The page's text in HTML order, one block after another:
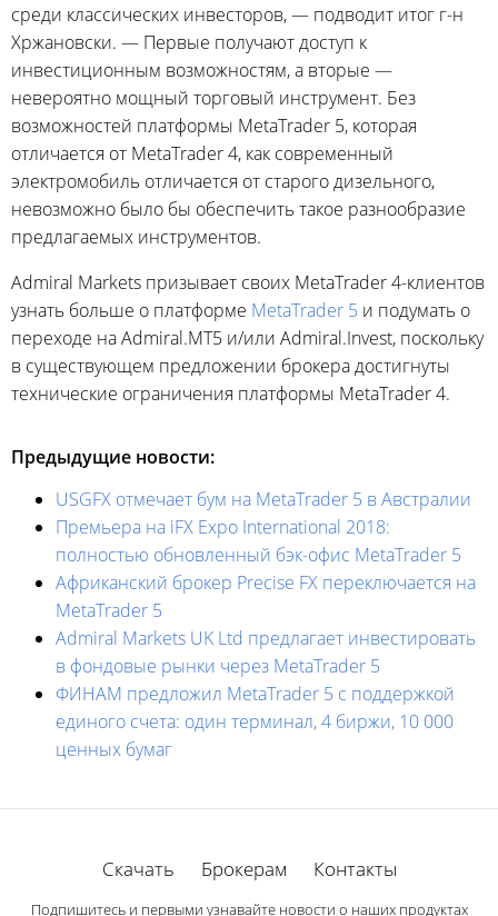
среди классических инвесторов, — подводит итог г-н
Хржановски. — Первые получают доступ к
инвестиционным возможностям, а вторые —
невероятно мощный торговый инструмент. Без
возможностей платформы MetaTrader 5, которая
отличается от MetaTrader 4, как современный
электромобиль отличается от старого дизельного,
невозможно было бы обеспечить такое разнообразие
предлагаемых инструментов.
Admiral Markets призывает своих MetaTrader 4-клиентов
узнать больше о платформе MetaTrader 5 и подумать о
переходе на Admiral.MT5 и/или Admiral.Invest, поскольку
в существующем предложении брокера достигнуты
технические ограничения платформы MetaTrader 4.
Предыдущие новости:
USGFX отмечает бум на MetaTrader 5 в Австралии
Премьера на iFX Expo International 2018:
полностью обновленный бэк-офис MetaTrader 5
Африканский брокер Precise FX переключается на
MetaTrader 5
Admiral Markets UK Ltd предлагает инвестировать
в фондовые рынки через MetaTrader 5
ФИНАМ предложил MetaTrader 5 с поддержкой
единого счета: один терминал, 4 биржи, 10 000
ценных бумаг
Скачать Брокерам Контакты
Подпишитесь и первыми узнавайте новости о наших продуктах